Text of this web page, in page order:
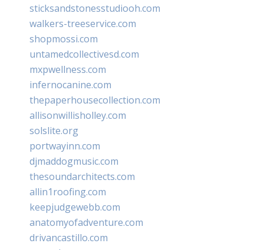
sticksandstonesstudiooh.com
walkers-treeservice.com
shopmossi.com
untamedcollectivesd.com
mxpwellness.com
infernocanine.com
thepaperhousecollection.com
allisonwillisholley.com
solslite.org
portwayinn.com
djmaddogmusic.com
thesoundarchitects.com
allin1roofing.com
keepjudgewebb.com
anatomyofadventure.com
drivancastillo.com